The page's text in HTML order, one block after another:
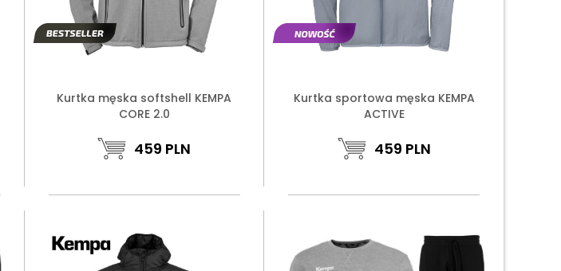
Kurtka męska softshell KEMPA
CORE 2.0
459 PLN
Kurtka sportowa męska KEMPA
ACTIVE
459 PLN